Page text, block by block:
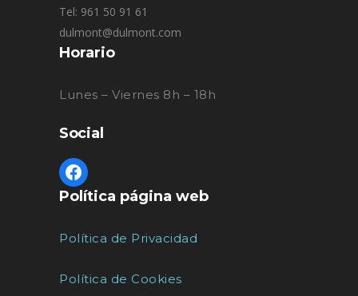
Tel: 961 50 91 61
dulmont@dulmont.com
Horario
Lunes – Viernes 8h – 18h
Social
Política página web
Política de Privacidad
Política de Cookies